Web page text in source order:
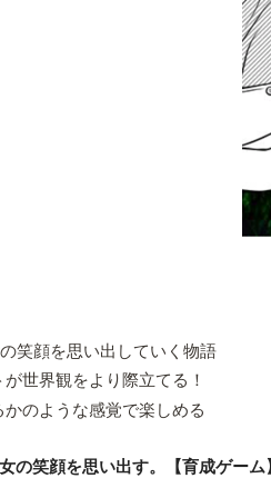
笑顔を思い出していく物語
世界観をより際立てる！
のような感覚で楽しめる
の笑顔を思い出す。【育成ゲーム